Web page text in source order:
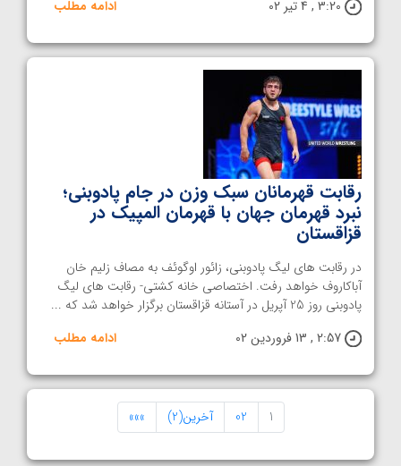
3:20 , 4 تیر 02
ادامه مطلب
رقابت قهرمانان سبک وزن در جام پادوبنی؛
نبرد قهرمان جهان با قهرمان المپیک در
قزاقستان
در رقابت های لیگ پادوبنی، زائور اوگوئف به مصاف زلیم خان
آباکاروف خواهد رفت. اختصاصی خانه کشتی- رقابت های لیگ
پادوبنی روز 25 آپریل در آستانه قزاقستان برگزار خواهد شد که ...
2:57 , 13 فروردین 02
ادامه مطلب
1
02 آخرین(2) »»»